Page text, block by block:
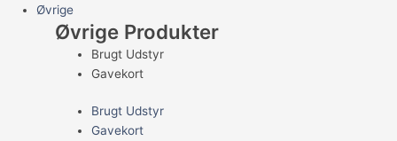
Øvrige
Øvrige Produkter
Brugt Udstyr
Gavekort
Brugt Udstyr
Gavekort